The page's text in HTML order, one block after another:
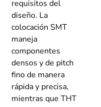
requisitos del
diseño. La
colocación SMT
maneja
componentes
densos y de pitch
fino de manera
rápida y precisa,
mientras que THT